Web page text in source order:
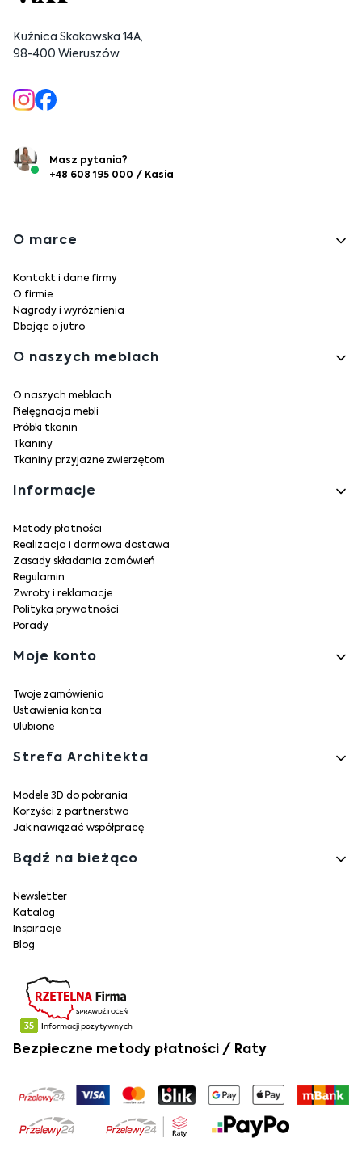
Kuźnica Skakawska 14A,
98-400 Wieruszów
Masz pytania?
+48 608 195 000 / Kasia
Linki w stopce
O marce
Kontakt i dane firmy
O firmie
Nagrody i wyróżnienia
Dbając o jutro
O naszych meblach
O naszych meblach
Pielęgnacja mebli
Próbki tkanin
Tkaniny
Tkaniny przyjazne zwierzętom
Informacje
Metody płatności
Realizacja i darmowa dostawa
Zasady składania zamówień
Regulamin
Zwroty i reklamacje
Polityka prywatności
Porady
Moje konto
Twoje zamówienia
Ustawienia konta
Ulubione
Strefa Architekta
Modele 3D do pobrania
Korzyści z partnerstwa
Jak nawiązać współpracę
Bądź na bieżąco
Newsletter
Katalog
Inspiracje
Blog
Bezpieczne metody płatności / Raty